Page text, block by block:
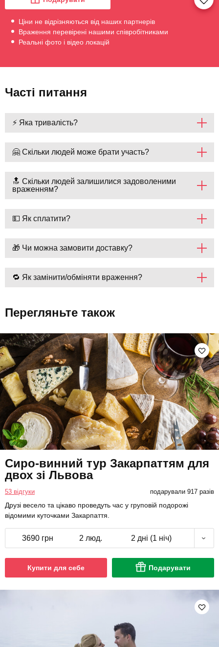
Ціни не відрізняються від наших партнерів
Враження перевірені нашими співробітниками
Реальні фото і відео локацій
Часті питання
⚡ Яка тривалість?
🤗 Скільки людей може брати участь?
🔝 Скільки людей залишилися задоволеними
враженням?
💵 Як сплатити?
🎁 Чи можна замовити доставку?
🔁 Як замінити/обміняти враження?
Перегляньте також
Сиро-винний тур Закарпаттям для
двох зі Львова
53 відгуки подарували 917 разів
Друзі весело та цікаво проведуть час у груповій подорожі
відомими куточками Закарпаття.
3690 грн 2 люд. 2 дні (1 ніч)
Купити для себе Подарувати